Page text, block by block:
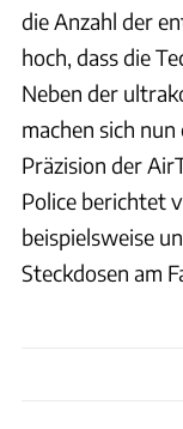
die Anzahl der
hoch, dass die
Neben der
machen sich
Präzision der
Police berichtet
beispielsweise
Steckdosen am